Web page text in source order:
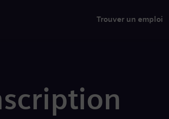
Trouver un emploi